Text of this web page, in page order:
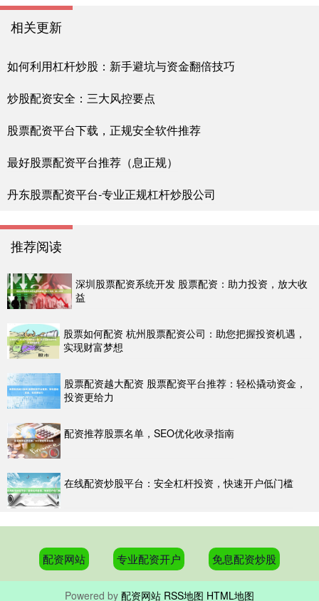
相关更新
如何利用杠杆炒股：新手避坑与资金翻倍技巧
炒股配资安全：三大风控要点
股票配资平台下载，正规安全软件推荐
最好股票配资平台推荐（息正规）
丹东股票配资平台-专业正规杠杆炒股公司
推荐阅读
深圳股票配资系统开发 股票配资：助力投资，放大收
益
股票如何配资 杭州股票配资公司：助您把握投资机遇，
实现财富梦想
股票配资越大配资 股票配资平台推荐：轻松撬动资金，
投资更给力
配资推荐股票名单，SEO优化收录指南
在线配资炒股平台：安全杠杆投资，快速开户低门槛
配资网站 专业配资开户 免息配资炒股
Powered by 配资网站 RSS地图 HTML地图